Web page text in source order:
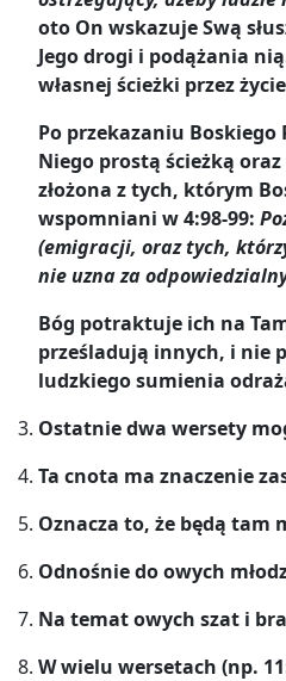
oto On wskazuje Swą
Jego drogi i podążania
własnej ścieżki przez
Po przekazaniu
Niego prostą ścieżką
złożona z tych, którym
wspomniani w 4:98-99:
(emigracji, oraz tych,
nie uzna za
Bóg potraktuje ich na
prześladują innych, i nie
ludzkiego sumienia
Ostatnie dwa wersety
Ta cnota ma znaczenie
Oznacza to, że będą tam
Odnośnie do owych
Na temat owych szat i
W wielu wersetach (np.